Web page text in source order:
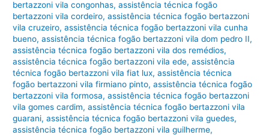
bertazzoni vila congonhas,assistência técnica fogão
bertazzoni vila cordeiro,assistência técnica fogão bertazzoni
vila cruzeiro,assistência técnica fogão bertazzoni vila cunha
bueno,assistência técnica fogão bertazzoni vila dom pedro II,
assistência técnica fogão bertazzoni vila dos remédios,
assistência técnica fogão bertazzoni vila ede,assistência
técnica fogão bertazzoni vila fiat lux,assistência técnica
fogão bertazzoni vila firmiano pinto,assistência técnica fogão
bertazzoni vila formosa,assistência técnica fogão bertazzoni
vila gomes cardim,assistência técnica fogão bertazzoni vila
guarani,assistência técnica fogão bertazzoni vila guedes,
assistência técnica fogão bertazzoni vila guilherme,